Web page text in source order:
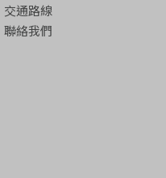
交通路線
聯絡我們